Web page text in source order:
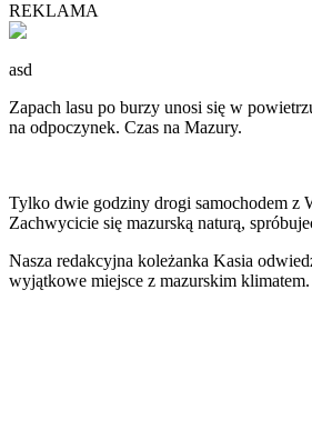
REKLAMA
asd
Zapach lasu po burzy unosi się w
na odpoczynek. Czas na Mazury.
Tylko dwie godziny drogi samochodem z
Zachwycicie się mazurską naturą,
Nasza redakcyjna koleżanka Kasia
wyjątkowe miejsce z mazurskim